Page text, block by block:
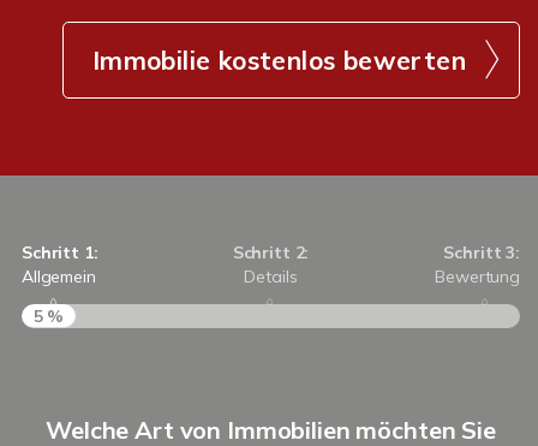
Immobilie kostenlos bewerten
Schritt 1:
Allgemein
Schritt 2:
Details
Schritt 3:
Bewertung
5 %
Welche Art von Immobilien möchten Sie